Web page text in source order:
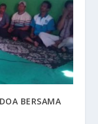
BERSAMA